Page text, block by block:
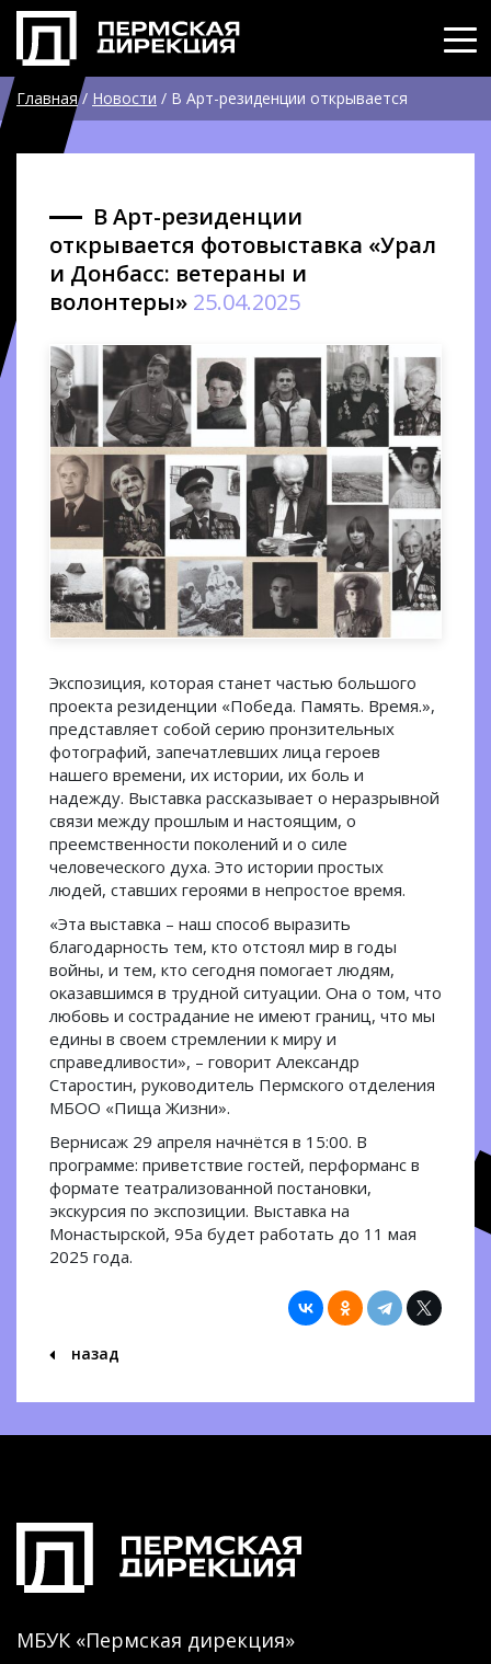
Главная/ Новости / В Арт-резиденции открывается
фотовыставка «Урал и Донбасс: ветераны и волонтеры»
В Арт-резиденции
открывается фотовыставка «Урал
и Донбасс: ветераны и
волонтеры» 25.04.2025
Экспозиция, которая станет частью большого
проекта резиденции «Победа. Память. Время.»,
представляет собой серию пронзительных
фотографий, запечатлевших лица героев
нашего времени, их истории, их боль и
надежду. Выставка рассказывает о неразрывной
связи между прошлым и настоящим, о
преемственности поколений и о силе
человеческого духа. Это истории простых
людей, ставших героями в непростое время.
«Эта выставка – наш способ выразить
благодарность тем, кто отстоял мир в годы
войны, и тем, кто сегодня помогает людям,
оказавшимся в трудной ситуации. Она о том, что
любовь и сострадание не имеют границ, что мы
едины в своем стремлении к миру и
справедливости», – говорит Александр
Старостин, руководитель Пермского отделения
МБОО «Пища Жизни».
Вернисаж 29 апреля начнётся в 15:00. В
программе: приветствие гостей, перформанс в
формате театрализованной постановки,
экскурсия по экспозиции. Выставка на
Монастырской, 95а будет работать до 11 мая
2025 года.
назад
МБУК «Пермская дирекция»